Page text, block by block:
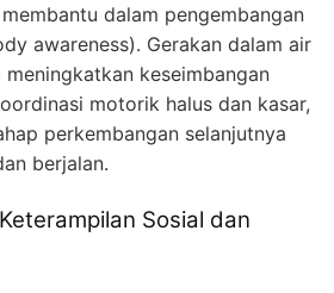
dalam pengembangan
awareness). Gerakan dalam air
keseimbangan
motorik halus dan kasar,
perkembangan selanjutnya
berjalan.
Sosial dan